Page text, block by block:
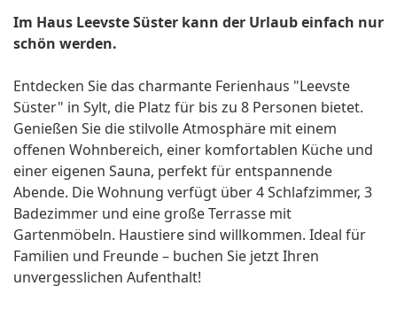
Im Haus Leevste Süster kann der Urlaub einfach nur
schön werden.
Entdecken Sie das charmante Ferienhaus "Leevste
Süster" in Sylt, die Platz für bis zu 8 Personen bietet.
Genießen Sie die stilvolle Atmosphäre mit einem
offenen Wohnbereich, einer komfortablen Küche und
einer eigenen Sauna, perfekt für entspannende
Abende. Die Wohnung verfügt über 4 Schlafzimmer, 3
Badezimmer und eine große Terrasse mit
Gartenmöbeln. Haustiere sind willkommen. Ideal für
Familien und Freunde – buchen Sie jetzt Ihren
unvergesslichen Aufenthalt!